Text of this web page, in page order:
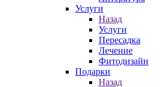
Услуги
Назад
Услуги
Пересадка
Лечение
Фитодизайн
Подарки
Назад